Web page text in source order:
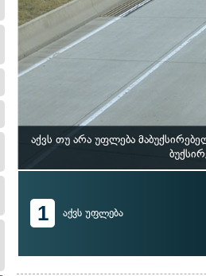
აქვს თუ არა უფლება
1 აქვს უფლება